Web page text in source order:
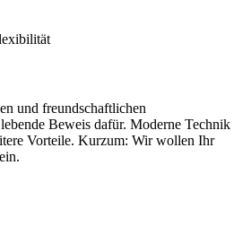
und freundschaftlichen
Beweis dafür. Moderne Technik
Vorteile. Kurzum: Wir wollen Ihr